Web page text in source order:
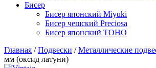
Бисер
Бисер японский Miyuki
Бисер чешский Preciosa
Бисер японский TOHO
Главная /Подвески /Металлические
мм (оксид латуни)